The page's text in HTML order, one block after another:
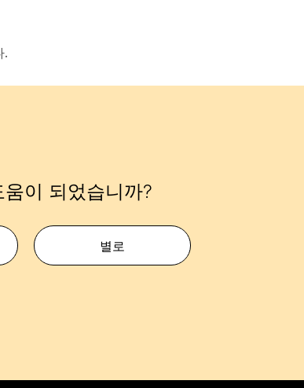
.
이 되었습니까?
별로